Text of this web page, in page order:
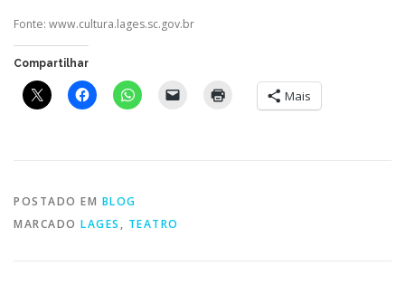
Fonte: www.cultura.lages.sc.gov.br
Compartilhar
Mais
POSTADO EM BLOG
MARCADO LAGES , TEATRO